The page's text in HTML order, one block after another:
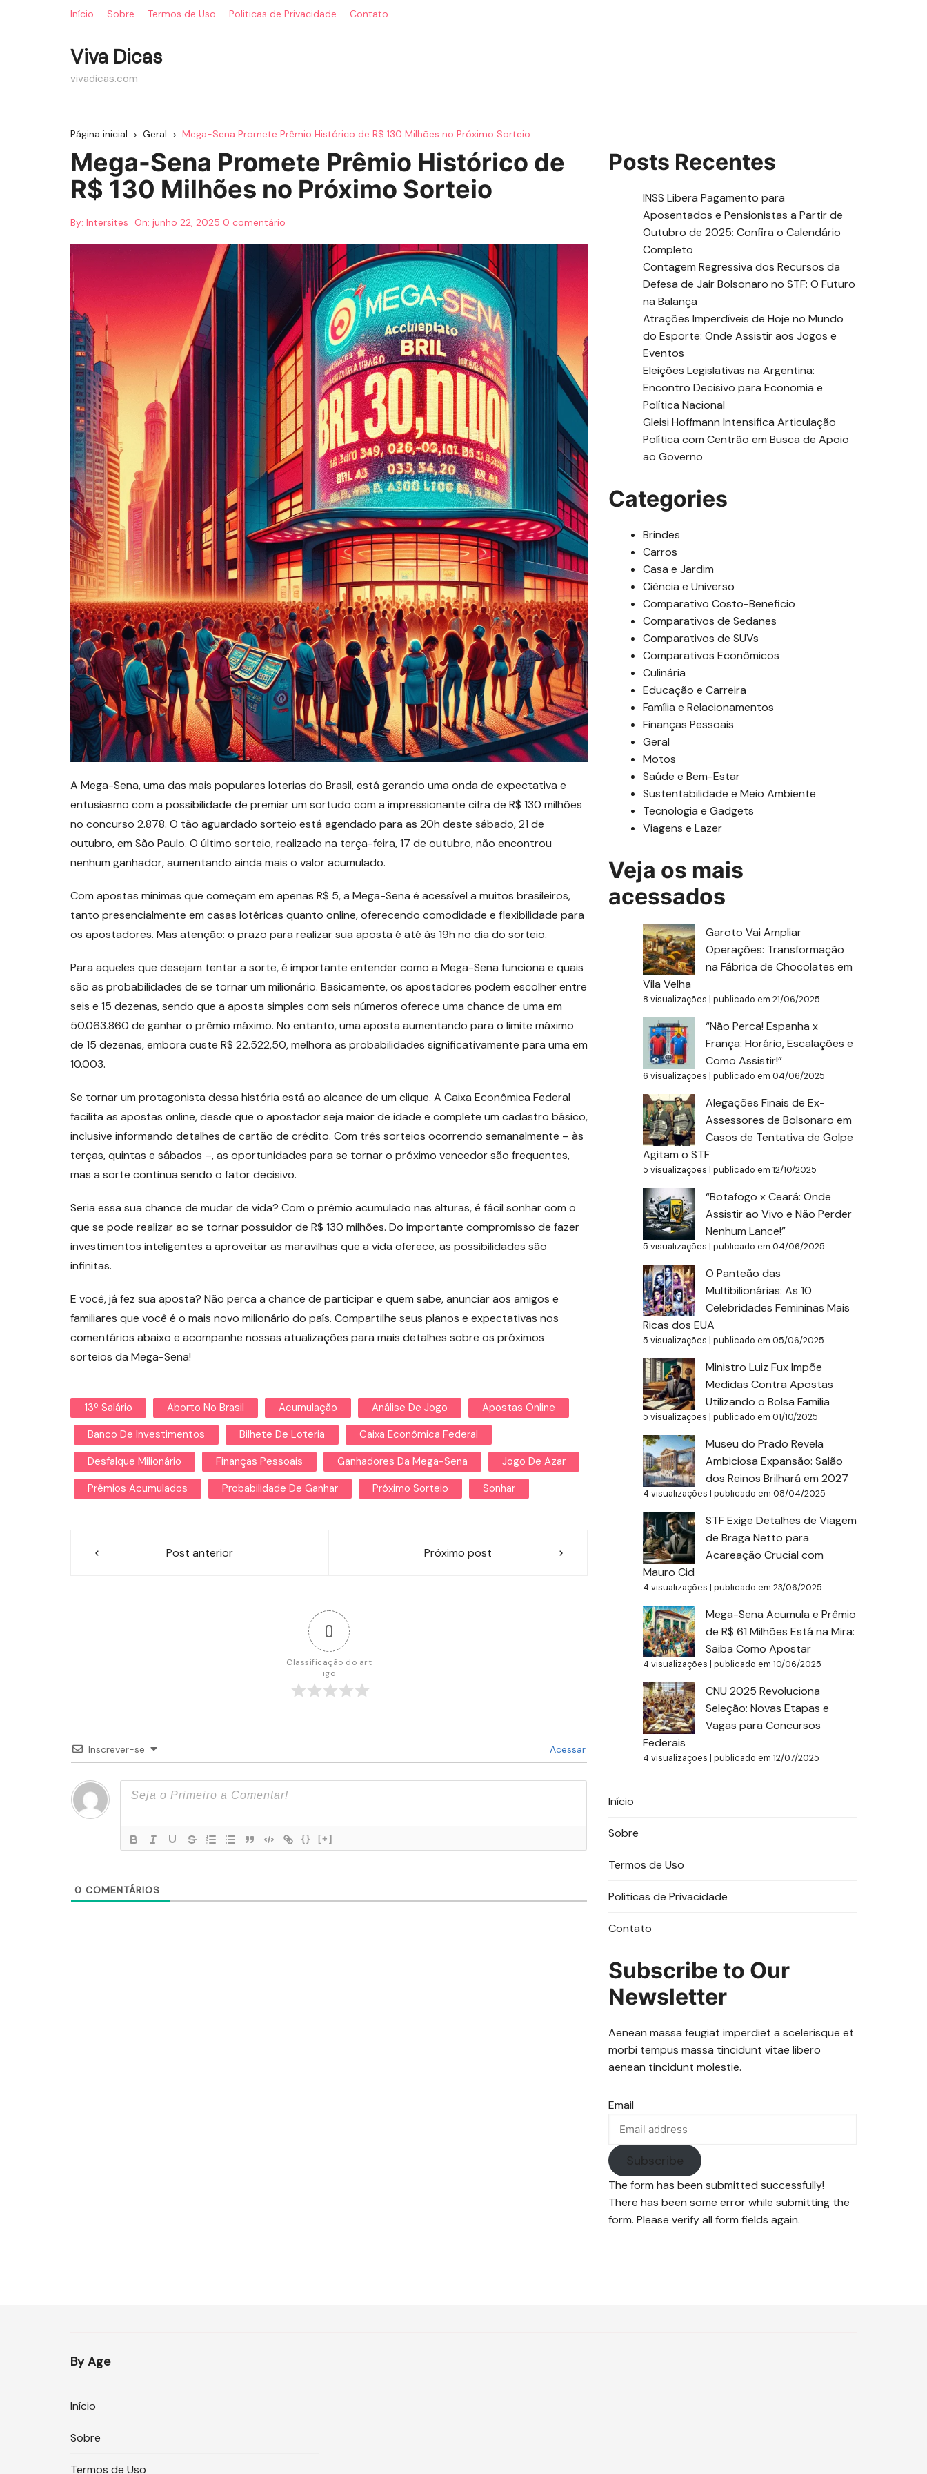
Início Sobre Termos de Uso Politicas de Privacidade Contato
Viva Dicas
vivadicas.com
Página inicial Geral Mega-Sena Promete Prêmio Histórico de R$ 130 Milhões no Próximo Sorteio
Mega-Sena Promete Prêmio Histórico de
R$ 130 Milhões no Próximo Sorteio
By: Intersites On: junho 22, 2025 0 comentário
A Mega-Sena, uma das mais populares loterias do Brasil, está gerando uma onda de expectativa e
entusiasmo com a possibilidade de premiar um sortudo com a impressionante cifra de R$ 130 milhões
no concurso 2.878. O tão aguardado sorteio está agendado para as 20h deste sábado, 21 de
outubro, em São Paulo. O último sorteio, realizado na terça-feira, 17 de outubro, não encontrou
nenhum ganhador, aumentando ainda mais o valor acumulado.
Com apostas mínimas que começam em apenas R$ 5, a Mega-Sena é acessível a muitos brasileiros,
tanto presencialmente em casas lotéricas quanto online, oferecendo comodidade e flexibilidade para
os apostadores. Mas atenção: o prazo para realizar sua aposta é até às 19h no dia do sorteio.
Para aqueles que desejam tentar a sorte, é importante entender como a Mega-Sena funciona e quais
são as probabilidades de se tornar um milionário. Basicamente, os apostadores podem escolher entre
seis e 15 dezenas, sendo que a aposta simples com seis números oferece uma chance de uma em
50.063.860 de ganhar o prêmio máximo. No entanto, uma aposta aumentando para o limite máximo
de 15 dezenas, embora custe R$ 22.522,50, melhora as probabilidades significativamente para uma em
10.003.
Se tornar um protagonista dessa história está ao alcance de um clique. A Caixa Econômica Federal
facilita as apostas online, desde que o apostador seja maior de idade e complete um cadastro básico,
inclusive informando detalhes de cartão de crédito. Com três sorteios ocorrendo semanalmente – às
terças, quintas e sábados –, as oportunidades para se tornar o próximo vencedor são frequentes,
mas a sorte continua sendo o fator decisivo.
Seria essa sua chance de mudar de vida? Com o prêmio acumulado nas alturas, é fácil sonhar com o
que se pode realizar ao se tornar possuidor de R$ 130 milhões. Do importante compromisso de fazer
investimentos inteligentes a aproveitar as maravilhas que a vida oferece, as possibilidades são
infinitas.
E você, já fez sua aposta? Não perca a chance de participar e quem sabe, anunciar aos amigos e
familiares que você é o mais novo milionário do país. Compartilhe seus planos e expectativas nos
comentários abaixo e acompanhe nossas atualizações para mais detalhes sobre os próximos
sorteios da Mega-Sena!
13º Salário Aborto No Brasil Acumulação Análise De Jogo
Apostas Online
Banco De Investimentos
Bilhete De Loteria
Caixa Econômica Federal
Desfalque Milionário
Finanças Pessoais Ganhadores Da Mega-Sena
Jogo De Azar
Prêmios Acumulados
Probabilidade De Ganhar Próximo Sorteio Sonhar
NavegaçãoPost anterior Próximo post
0
Classificação do art
igo
Inscrever-se Acessar
{} [+]
0 COMENTÁRIOS
Posts Recentes
INSS Libera Pagamento para
Aposentados e Pensionistas a Partir de
Outubro de 2025: Confira o Calendário
Completo
Contagem Regressiva dos Recursos da
Defesa de Jair Bolsonaro no STF: O Futuro
na Balança
Atrações Imperdíveis de Hoje no Mundo
do Esporte: Onde Assistir aos Jogos e
Eventos
Eleições Legislativas na Argentina:
Encontro Decisivo para Economia e
Política Nacional
Gleisi Hoffmann Intensifica Articulação
Política com Centrão em Busca de Apoio
ao Governo
Categories
Brindes
Carros
Casa e Jardim
Ciência e Universo
Comparativo Costo-Beneficio
Comparativos de Sedanes
Comparativos de SUVs
Comparativos Econômicos
Culinária
Educação e Carreira
Família e Relacionamentos
Finanças Pessoais
Geral
Motos
Saúde e Bem-Estar
Sustentabilidade e Meio Ambiente
Tecnologia e Gadgets
Viagens e Lazer
Veja os mais
acessados
Garoto Vai Ampliar
Operações: Transformação
na Fábrica de Chocolates em
Vila Velha
8 visualizações | publicado em 21/06/2025
“Não Perca! Espanha x
França: Horário, Escalações e
Como Assistir!”
6 visualizações | publicado em 04/06/2025
Alegações Finais de Ex-
Assessores de Bolsonaro em
Casos de Tentativa de Golpe
Agitam o STF
5 visualizações | publicado em 12/10/2025
“Botafogo x Ceará: Onde
Assistir ao Vivo e Não Perder
Nenhum Lance!”
5 visualizações | publicado em 04/06/2025
O Panteão das
Multibilionárias: As 10
Celebridades Femininas Mais
Ricas dos EUA
5 visualizações | publicado em 05/06/2025
Ministro Luiz Fux Impõe
Medidas Contra Apostas
Utilizando o Bolsa Família
5 visualizações | publicado em 01/10/2025
Museu do Prado Revela
Ambiciosa Expansão: Salão
dos Reinos Brilhará em 2027
4 visualizações | publicado em 08/04/2025
STF Exige Detalhes de Viagem
de Braga Netto para
Acareação Crucial com
Mauro Cid
4 visualizações | publicado em 23/06/2025
Mega-Sena Acumula e Prêmio
de R$ 61 Milhões Está na Mira:
Saiba Como Apostar
4 visualizações | publicado em 10/06/2025
CNU 2025 Revoluciona
Seleção: Novas Etapas e
Vagas para Concursos
Federais
4 visualizações | publicado em 12/07/2025
Início
Sobre
Termos de Uso
Politicas de Privacidade
Contato
Subscribe to Our
Newsletter
Aenean massa feugiat imperdiet a scelerisque et
morbi tempus massa tincidunt vitae libero
aenean tincidunt molestie.
Email
Subscribe
The form has been submitted successfully!
There has been some error while submitting the
form. Please verify all form fields again.
By Age
Início
Sobre
Termos de Uso